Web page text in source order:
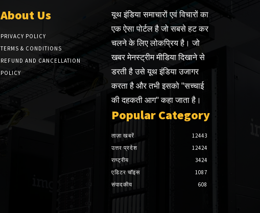
About Us
PRIVACY POLICY
TERMS & CONDITIONS
REFUND AND CANCELLATION
POLICY
यूथ इंडिया समाचारों एवं विचारों का
एक ऐसा पोर्टल है जो सबसे हट कर
चलने के लिए लोकप्रिय है। जो
खबर मेनस्ट्रीम मीडिया दिखाने से
डरती है उसे यूथ इंडिया उजागर
करता है और तभी इसको "सच्चाई
की दहकती आग" कहा जाता है।
Popular Category
ताज़ा खबरें
12443
उत्तर प्रदेश
12424
राष्ट्रीय
3424
एडिटर चॉइस
1087
संपादकीय
608